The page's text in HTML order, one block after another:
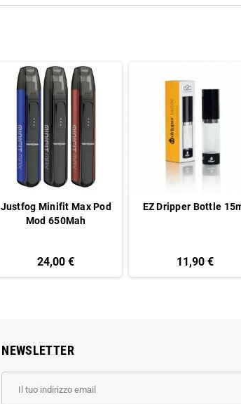
Justfog Minifit Max Pod
Mod 650Mah
24,00 €
EZ Dripper Bottle
11,90 €
NEWSLETTER